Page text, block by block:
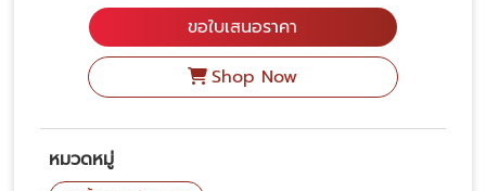
ขอใบเสนอราคา
Shop Now
หมวดหมู่